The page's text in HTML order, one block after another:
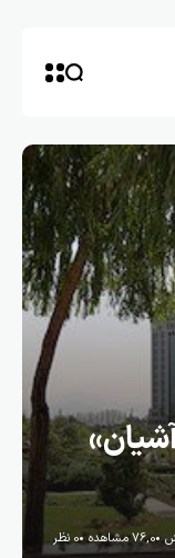
76,0 مشاهده 0 نظر